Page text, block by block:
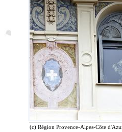
(c) Région Provence-Alpes-Côte